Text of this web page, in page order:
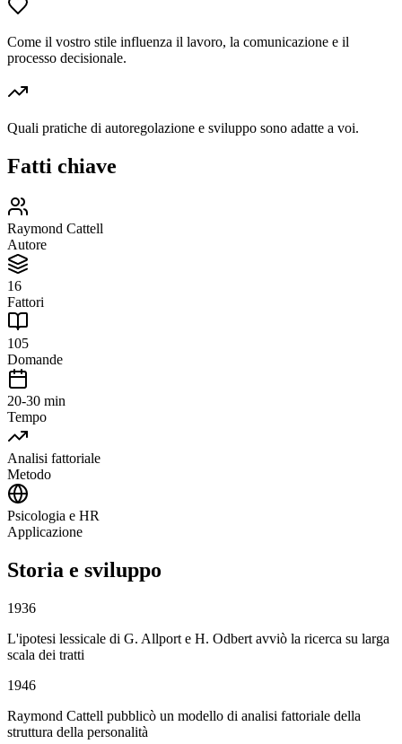
Come il vostro stile influenza il lavoro, la comunicazione e il
processo decisionale.
Quali pratiche di autoregolazione e sviluppo sono adatte a voi.
Fatti chiave
Raymond Cattell
Autore
16
Fattori
105
Domande
20-30 min
Tempo
Analisi fattoriale
Metodo
Psicologia e HR
Applicazione
Storia e sviluppo
1936
L'ipotesi lessicale di G. Allport e H. Odbert avviò la ricerca su larga
scala dei tratti
1946
Raymond Cattell pubblicò un modello di analisi fattoriale della
struttura della personalità